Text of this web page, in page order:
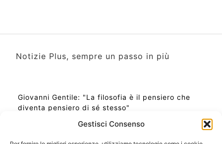
Gestisci Consenso
Notizie Plus, sempre un passo in più
Giovanni Gentile: "La filosofia è il pensiero che
diventa pensiero di sé stesso"